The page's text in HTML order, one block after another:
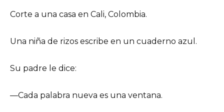
Corte a una casa en Cali, Colombia.
Una niña de rizos escribe en un cuaderno azul.
Su padre le dice:
—Cada palabra nueva es una ventana.